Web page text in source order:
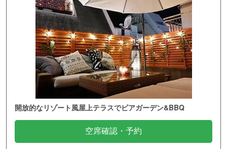
開放的なリゾート風屋上テラスでビアガーデン&BBQ
空席確認・予約